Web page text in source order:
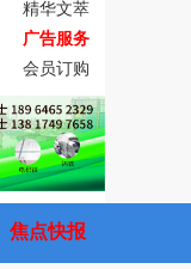
精华文萃
广告服务
会员订购
焦点快报